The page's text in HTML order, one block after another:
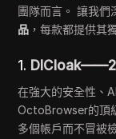
團隊而言。 讓我們
品 ，每款都提供其
1.
在強大的安全性、
OctoBrowser的頂
多個帳戶而不冒被